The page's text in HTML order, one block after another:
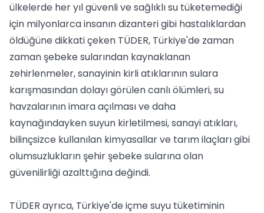
ülkelerde her yıl güvenli ve sağlıklı su tüketemediği
için milyonlarca insanın dizanteri gibi hastalıklardan
öldüğüne dikkati çeken TÜDER, Türkiye'de zaman
zaman şebeke sularından kaynaklanan
zehirlenmeler, sanayinin kirli atıklarının sulara
karışmasından dolayı görülen canlı ölümleri, su
havzalarının imara açılması ve daha
kaynağındayken suyun kirletilmesi, sanayi atıkları,
bilinçsizce kullanılan kimyasallar ve tarım ilaçları gibi
olumsuzlukların şehir şebeke sularına olan
güvenilirliği azalttığına değindi.
TÜDER ayrıca, Türkiye'de içme suyu tüketiminin